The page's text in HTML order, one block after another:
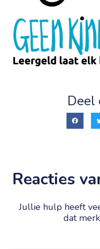
Deel
Reacties
Jullie hulp heeft
dat